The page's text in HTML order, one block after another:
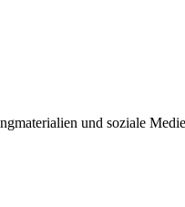
und soziale